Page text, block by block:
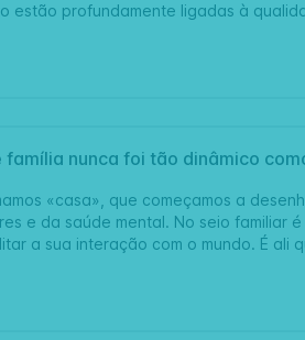
estão profundamente ligadas à
nunca foi tão dinâmico
«casa», que começamos a
e da saúde mental. No seio familiar
a sua interação com o mundo. É ali